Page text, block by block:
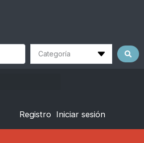
Registro Iniciar sesión